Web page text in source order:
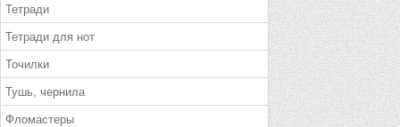
Тетради
Тетради для нот
Точилки
Тушь, чернила
Фломастеры